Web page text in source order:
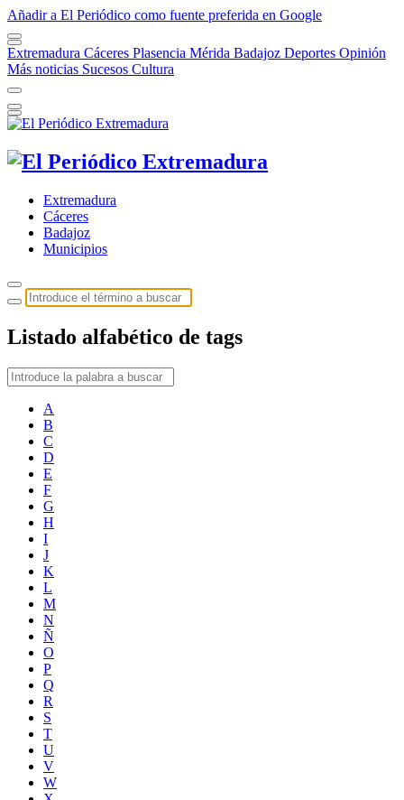
Añadir a El Periódico como fuente preferida en Google
Extremadura Cáceres Plasencia Mérida Badajoz Deportes Opinión
Más noticias Sucesos Cultura
Extremadura
Cáceres
Badajoz
Municipios
Listado alfabético de tags
A
B
C
D
E
F
G
H
I
J
K
L
M
N
Ñ
O
P
Q
R
S
T
U
V
W